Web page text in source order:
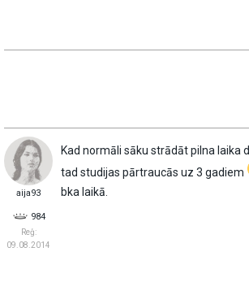
aija93
984
Reģ:
09.08.2014
Kad normāli sāku strādāt pilna laika
tad studijas pārtraucās uz 3 gadiem
bka laikā.